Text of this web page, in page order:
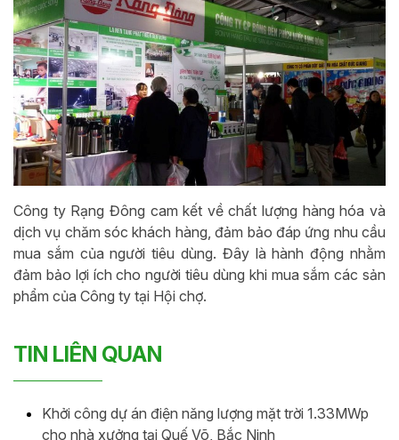
Công ty Rạng Đông cam kết về chất lượng hàng hóa và
dịch vụ chăm sóc khách hàng, đảm bảo đáp ứng nhu cầu
mua sắm của người tiêu dùng. Đây là hành động nhằm
đảm bảo lợi ích cho người tiêu dùng khi mua sắm các sản
phẩm của Công ty tại Hội chợ.
TIN LIÊN QUAN
Khởi công dự án điện năng lượng mặt trời 1.33MWp
cho nhà xưởng tại Quế Võ, Bắc Ninh